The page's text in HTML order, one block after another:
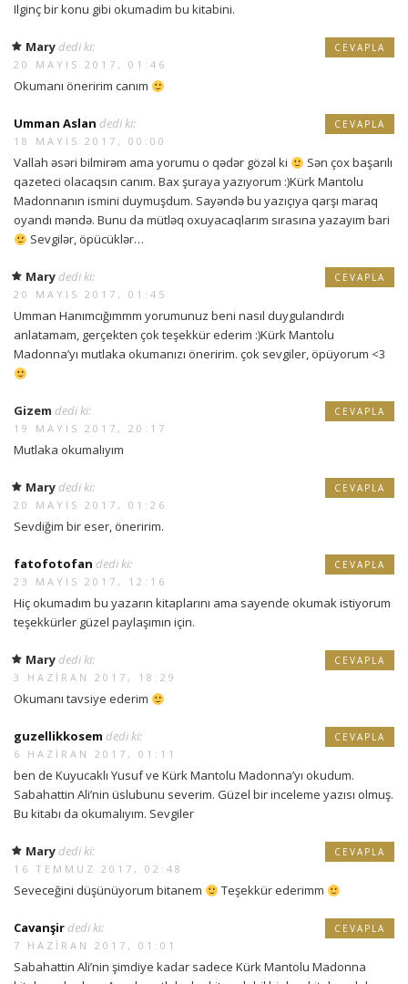
Ilginç bir konu gibi okumadim bu kitabini.
Mary dedi ki:
20 MAYIS 2017, 01:46
Okumanı öneririm canım
CEVAPLA
Umman Aslan dedi ki:
18 MAYIS 2017, 00:00
Vallah əsəri bilmirəm ama yorumu o qədər gözəl ki
Sən çox başarılı
qazeteci olacaqsın canım. Bax şuraya yazıyorum :)Kürk Mantolu
Madonnanın ismini duymuşdum. Sayəndə bu yazıçıya qarşı maraq
oyandı məndə. Bunu da mütləq oxuyacaqlarım sırasına yazayım bari
Sevgilər, öpücüklər…
CEVAPLA
Mary dedi ki:
20 MAYIS 2017, 01:45
Umman Hanımcığımmm yorumunuz beni nasıl duygulandırdı
anlatamam, gerçekten çok teşekkür ederim :)Kürk Mantolu
Madonna’yı mutlaka okumanızı öneririm. çok sevgiler, öpüyorum <3
CEVAPLA
Gizem dedi ki:
19 MAYIS 2017, 20:17
Mutlaka okumalıyım
CEVAPLA
Mary dedi ki:
20 MAYIS 2017, 01:26
Sevdiğim bir eser, öneririm.
CEVAPLA
fatofotofan dedi ki:
23 MAYIS 2017, 12:16
Hiç okumadım bu yazarın kitaplarını ama sayende okumak istiyorum
teşekkürler güzel paylaşımın için.
CEVAPLA
Mary dedi ki:
3 HAZIRAN 2017, 18:29
Okumanı tavsiye ederim
CEVAPLA
guzellikkosem dedi ki:
6 HAZIRAN 2017, 01:11
ben de Kuyucaklı Yusuf ve Kürk Mantolu Madonna’yı okudum.
Sabahattin Ali’nin üslubunu severim. Güzel bir inceleme yazısı olmuş.
Bu kitabı da okumalıyım. Sevgiler
CEVAPLA
Mary dedi ki:
16 TEMMUZ 2017, 02:48
Seveceğini düşünüyorum bitanem Teşekkür ederimm
CEVAPLA
Cavanşir dedi ki:
7 HAZIRAN 2017, 01:01
Sabahattin Ali’nin şimdiye kadar sadece Kürk Mantolu Madonna
CEVAPLA